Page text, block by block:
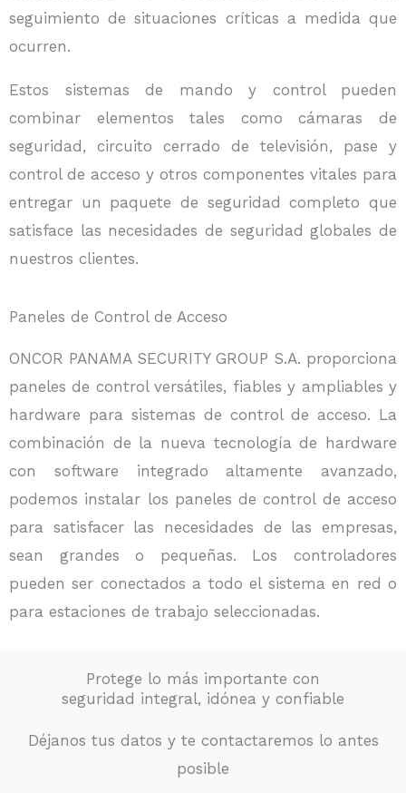
seguimiento de situaciones críticas a medida que
ocurren.
Estos sistemas de mando y control pueden
combinar elementos tales como cámaras de
seguridad, circuito cerrado de televisión, pase y
control de acceso y otros componentes vitales para
entregar un paquete de seguridad completo que
satisface las necesidades de seguridad globales de
nuestros clientes.
Paneles de Control de Acceso
ONCOR PANAMA SECURITY GROUP S.A. proporciona
paneles de control versátiles, fiables y ampliables y
hardware para sistemas de control de acceso. La
combinación de la nueva tecnología de hardware
con software integrado altamente avanzado,
podemos instalar los paneles de control de acceso
para satisfacer las necesidades de las empresas,
sean grandes o pequeñas. Los controladores
pueden ser conectados a todo el sistema en red o
para estaciones de trabajo seleccionadas.
Protege lo más importante con
seguridad integral, idónea y confiable
Déjanos tus datos y te contactaremos lo antes
posible